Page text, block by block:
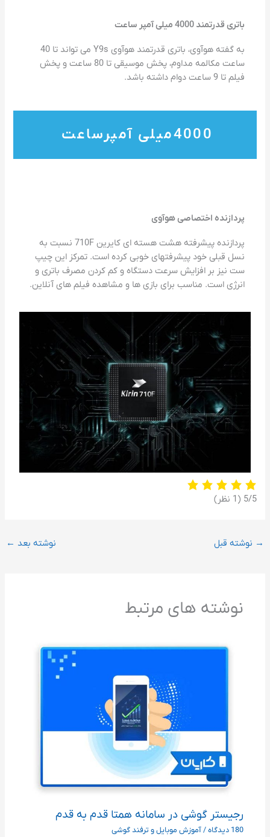
باتری قدرتمند 4000 میلی آمپر ساعت
به گفته هوآوی، باتری قدرتمند هوآوی Y9s می تواند تا 40
ساعت مکالمه مداوم، پخش موسیقی تا 80 ساعت و پخش
فیلم تا 9 ساعت دوام داشته باشد.
4000میلی آمپرساعت
پردازنده اختصاصی هوآوی
پردازنده پیشرفته هشت هسته ای کایرین 710F نسبت به
نسل قبلی خود پیشرفتهای خوبی کرده است. تمرکز این چیپ
ست نیز بر افزایش سرعت دستگاه و کم کردن مصرف باتری و
انرژی است. مناسب برای بازی ها و مشاهده فیلم های آنلاین.
‫5/5 ‫(1 نظر)
→ نوشته قبل نوشته بعد ←
نوشته های مرتبط
رجیستر گوشی در سامانه همتا قدم به قدم
180 دیدگاه /آموزش موبایل و ترفند گوشی